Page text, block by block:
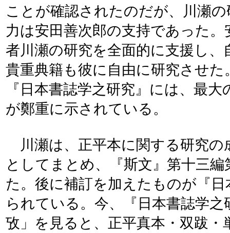
ことが確認されたのだが、川瀬
力は安田善次郎の支持であった
者川瀬の研究を全面的に支援し
貴重典籍も彼に自由に研究させ
『日本書誌学之研究』には、最
が鄭重に示されている。
川瀬は、正平本に関する研究の
としてまとめ、『斯文』第十三編
た。後に補訂を加えたものが『
られている。今、『日本書誌学
攷」を見ると、正平真本・双跋